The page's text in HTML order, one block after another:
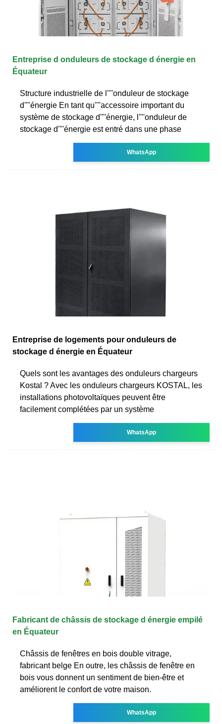
Entreprise d onduleurs de stockage d énergie en
Équateur
Structure industrielle de l''''onduleur de stockage
d''''énergie En tant qu''''accessoire important du
système de stockage d''''énergie, l''''onduleur de
stockage d''''énergie est entré dans une phase
WhatsApp
Entreprise de logements pour onduleurs de
stockage d énergie en Équateur
Quels sont les avantages des onduleurs chargeurs
Kostal ? Avec les onduleurs chargeurs KOSTAL, les
installations photovoltaïques peuvent être
facilement complétées par un système
WhatsApp
Fabricant de châssis de stockage d énergie empilé
en Équateur
Châssis de fenêtres en bois double vitrage,
fabricant belge En outre, les châssis de fenêtre en
bois vous donnent un sentiment de bien-être et
améliorent le confort de votre maison.
WhatsApp